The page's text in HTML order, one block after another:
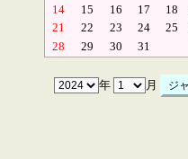
14
15 16 17 18
21
22 23 24 25
28
29 30 31
年 月